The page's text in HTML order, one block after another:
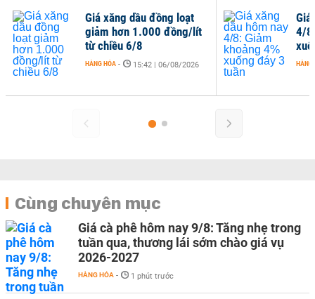
Giá xăng dầu đồng loạt
giảm hơn 1.000 đồng/lít
từ chiều 6/8
HÀNG HÓA - 15:42 | 06/08/2026
Giá
4/
HÀNG
Cùng chuyên mục
Giá cà phê hôm nay 9/8: Tăng nhẹ trong
tuần qua, thương lái sớm chào giá vụ
2026-2027
HÀNG HÓA - 1 phút trước